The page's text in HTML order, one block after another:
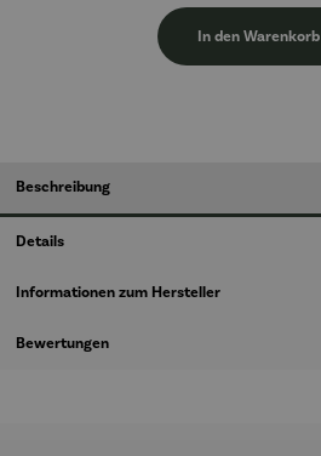
In den Warenkorb
Beschreibung
Details
Informationen zum Hersteller
Bewertungen